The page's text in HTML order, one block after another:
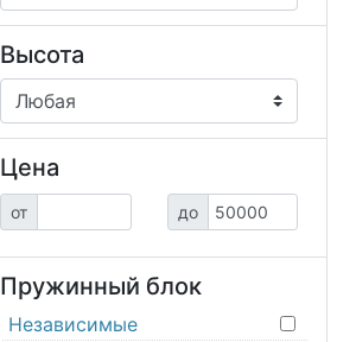
Высота
Цена
от до
Пружинный блок
Независимые